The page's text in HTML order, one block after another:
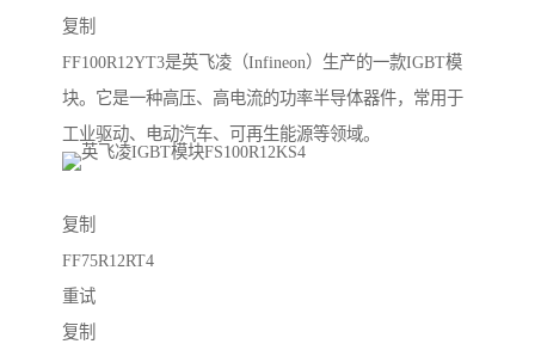
复制
FF100R12YT3是英飞凌（Infineon）生产的一款IGBT模
块。它是一种高压、高电流的功率半导体器件，常用于
工业驱动、电动汽车、可再生能源等领域。
复制
FF75R12RT4
重试
复制